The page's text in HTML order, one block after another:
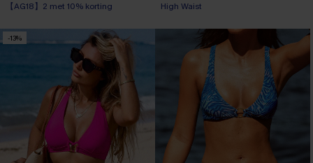
【AG18】2 met 10% korting
High Waist
-13%